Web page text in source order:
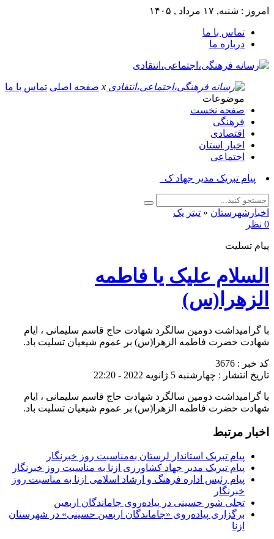
امروز : شنبه, ۱۷ مرداد , ۱۴۰۵
تماس با ما
درباره ما
x صفحه اصلی تماس با ما
موضوعات
صفحه نخست
فرهنگی
اقتصادی
اخبار استان
اجتماعی
پیام تبریک مدیر جهاد کشاورزی_
اخبارشهرستان « تیتر یک
0 نظر
پیام تسلیت
السلام علیک یا فاطمه
الزهرا(س)
با گرامیداشت دومین سالگرد شهادت حاج قاسم سلیمانی ، ایام
شهادت حضرت فاطمه الزهرا‌(س) بر عموم شیعیان تسلیت باد.
کد خبر : 3676
تاریخ انتشار : چهارشنبه 5 ژانویه 2022 - 22:20
با گرامیداشت دومین سالگرد شهادت حاج قاسم سلیمانی ، ایام
شهادت حضرت فاطمه الزهرا‌(س) بر عموم شیعیان تسلیت باد.
اخبار مرتبط
پیام تبریک استاندار لرستان به‌مناسبت روز خبرنگار
پیام تبریک مدیر جهاد کشاورزی ازنا به مناسبت روز خبرنگار
پیام رئیس اداره فرهنگ و ارشاد اسلامی ازنا به مناسبت روز
خبرنگار
تجلی شور حسینی در پیاده‌روی جاماندگان اربعین
برگزاری پیاده‌روی «جاماندگان اربعین حسینی» در شهرستان
ازنا